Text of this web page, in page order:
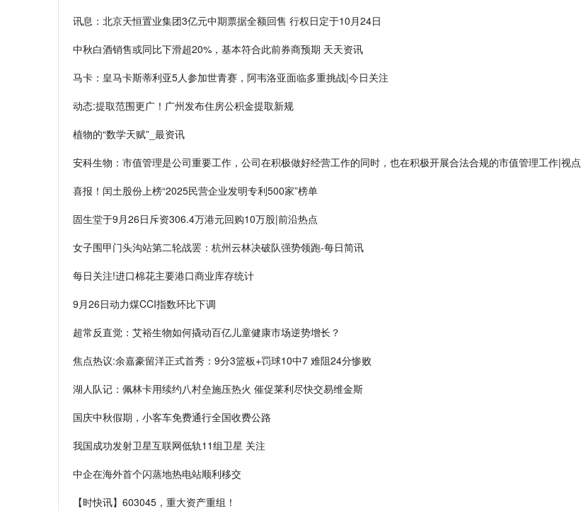
讯息：北京天恒置业集团3亿元中期票据全额回售 行权日定于10月24日
中秋白酒销售或同比下滑超20%，基本符合此前券商预期 天天资讯
马卡：皇马卡斯蒂利亚5人参加世青赛，阿韦洛亚面临多重挑战|今日关注
动态:提取范围更广！广州发布住房公积金提取新规
植物的“数学天赋”_最资讯
安科生物：市值管理是公司重要工作，公司在积极做好经营工作的同时，也在积极开展合法合规的市值管理工作|视点
喜报！闰土股份上榜“2025民营企业发明专利500家”榜单
固生堂于9月26日斥资306.4万港元回购10万股|前沿热点
女子围甲门头沟站第二轮战罢：杭州云林决破队强势领跑-每日简讯
每日关注!进口棉花主要港口商业库存统计
9月26日动力煤CCI指数环比下调
超常反直觉：艾裕生物如何撬动百亿儿童健康市场逆势增长？
焦点热议:余嘉豪留洋正式首秀：9分3篮板+罚球10中7 难阻24分惨败
湖人队记：佩林卡用续约八村垒施压热火 催促莱利尽快交易维金斯
国庆中秋假期，小客车免费通行全国收费公路
我国成功发射卫星互联网低轨11组卫星 关注
中企在海外首个闪蒸地热电站顺利移交
【时快讯】603045，重大资产重组！